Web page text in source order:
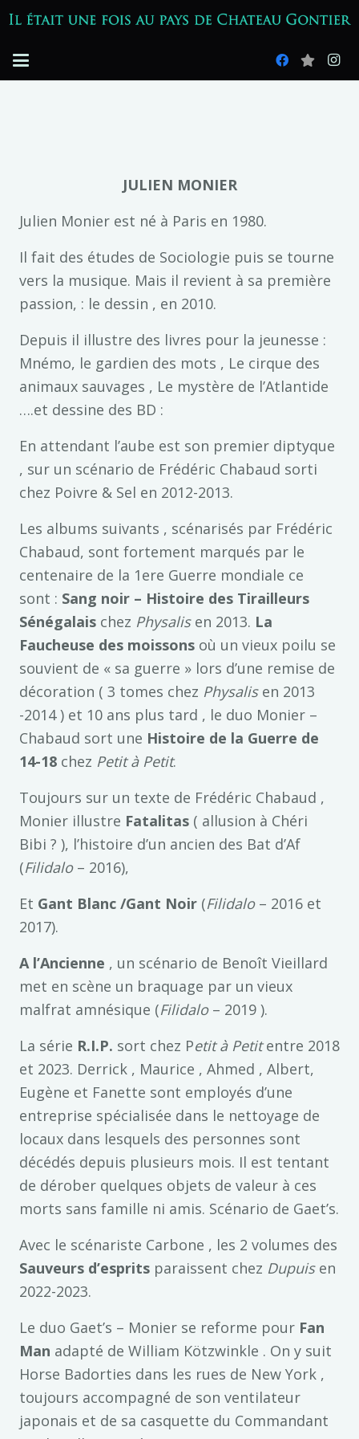
JULIEN MONIER
Julien Monier est né à Paris en 1980.
Il fait des études de Sociologie puis se tourne
vers la musique. Mais il revient à sa première
passion, : le dessin , en 2010.
Depuis il illustre des livres pour la jeunesse :
Mnémo, le gardien des mots , Le cirque des
animaux sauvages , Le mystère de l’Atlantide
….et dessine des BD :
En attendant l’aube est son premier diptyque
, sur un scénario de Frédéric Chabaud sorti
chez Poivre & Sel en 2012-2013.
Les albums suivants , scénarisés par Frédéric
Chabaud, sont fortement marqués par le
centenaire de la 1ere Guerre mondiale ce
sont : Sang noir – Histoire des Tirailleurs
Sénégalais chez Physalisen 2013. La
Faucheuse des moissons où un vieux poilu se
souvient de « sa guerre » lors d’une remise de
décoration ( 3 tomes chez Physalis en 2013
-2014 ) et 10 ans plus tard , le duo Monier –
Chabaud sort une Histoire de la Guerre de
14-18 chez Petit à Petit.
Toujours sur un texte de Frédéric Chabaud ,
Monier illustre Fatalitas ( allusion à Chéri
Bibi ? ), l’histoire d’un ancien des Bat d’Af
(Filidalo– 2016),
Et Gant Blanc /Gant Noir (Filidalo – 2016 et
2017).
A l’Ancienne , un scénario de Benoît Vieillard
met en scène un braquage par un vieux
malfrat amnésique (Filidalo– 2019 ).
La série R.I.P. sort chez Petit à Petitentre 2018
et 2023. Derrick , Maurice , Ahmed , Albert,
Eugène et Fanette sont employés d’une
entreprise spécialisée dans le nettoyage de
locaux dans lesquels des personnes sont
décédés depuis plusieurs mois. Il est tentant
de dérober quelques objets de valeur à ces
morts sans famille ni amis. Scénario de Gaet’s.
Avec le scénariste Carbone , les 2 volumes des
Sauveurs d’esprits paraissent chez Dupuisen
2022-2023.
Le duo Gaet’s – Monier se reforme pour Fan
Man adapté de William Kötzwinkle . On y suit
Horse Badorties dans les rues de New York ,
toujours accompagné de son ventilateur
japonais et de sa casquette du Commandant